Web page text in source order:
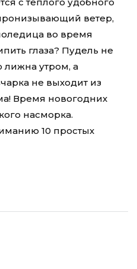
ветер,
во время
глаза? Пудель не
лижна утром, а
не выходит из
Время новогодних
насморка.
10 простых